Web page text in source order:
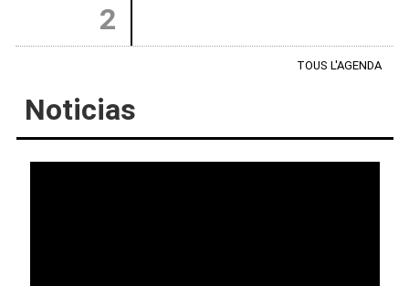
2
TOUS L'AGENDA
Noticias